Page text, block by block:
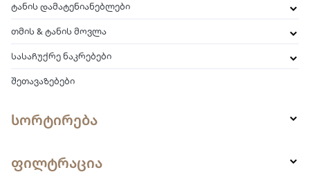
ტანის დამატენიანებლები
თმის & ტანის მოვლა
სასაჩუქრე ნაკრებები
შეთავაზებები
სორტირება
ფილტრაცია